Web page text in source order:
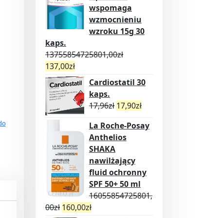
wspomaga
wzmocnieniu
wzroku 15g 30
kaps.
13755854725801,00zł
137,00zł
Cardiostatil 30
kaps.
17,96zł 17,90zł
La Roche-Posay
Anthelios
SHAKA
nawilżający
fluid ochronny
SPF 50+ 50 ml
16055854725801,
00zł 160,00zł